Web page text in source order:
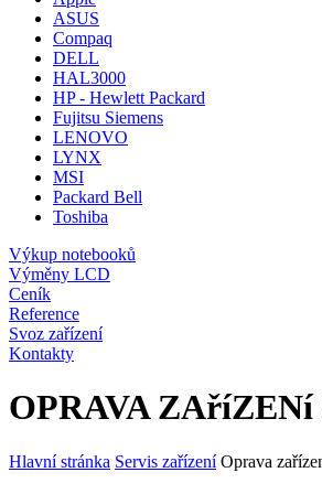
ASUS
Compaq
DELL
HAL3000
HP - Hewlett Packard
Fujitsu Siemens
LENOVO
LYNX
MSI
Packard Bell
Toshiba
Výkup notebooků
Výměny LCD
Ceník
Reference
Svoz zařízení
Kontakty
OPRAVA
Hlavní stránka Servis zařízení Oprava